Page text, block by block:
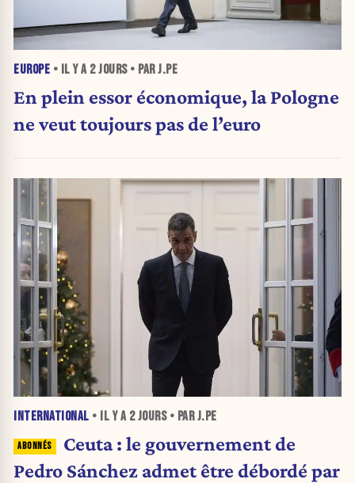
EUROPE • IL Y A 2 JOURS• PAR J.PE
En plein essor économique, la Pologne
ne veut toujours pas de l’euro
INTERNATIONAL • IL Y A 2 JOURS• PAR J.PE
Ceuta : le gouvernement de
Pedro Sánchez admet être débordé par